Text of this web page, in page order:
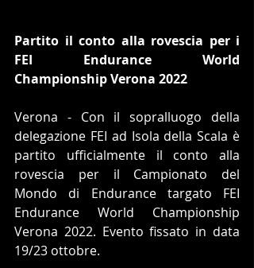
Partito il conto alla rovescia per i
FEI Endurance World
Championship Verona 2022
Verona - Con il sopralluogo della
delegazione FEI ad Isola della Scala è
partito ufficialmente il conto alla
rovescia per il Campionato del
Mondo di Endurance targato FEI
Endurance World Championship
Verona 2022. Evento fissato in data
19/23 ottobre.